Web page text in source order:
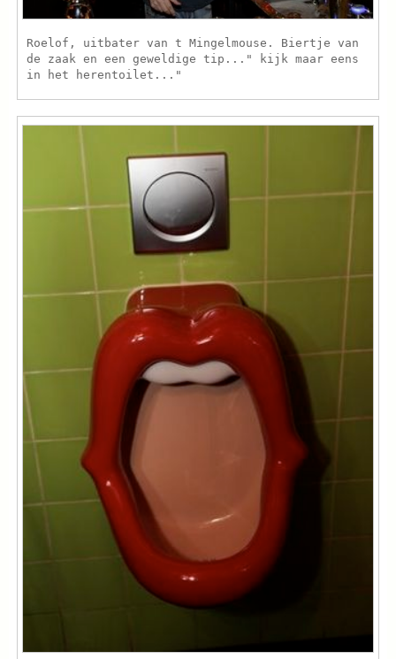
Roelof, uitbater van t Mingelmouse. Biertje van
de zaak en een geweldige tip..." kijk maar eens
in het herentoilet..."